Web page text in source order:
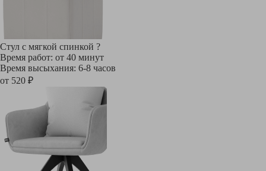
Стул с мягкой спинкой ?
Время работ: от 40 минут
Время высыхания: 6-8 часов
от 520 ₽